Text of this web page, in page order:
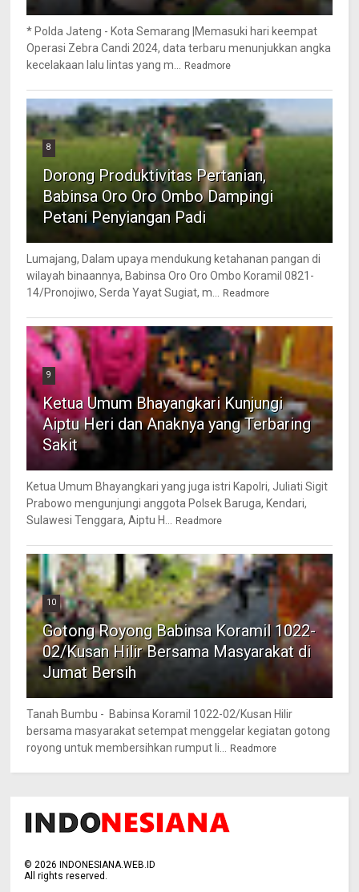
* Polda Jateng - Kota Semarang |Memasuki hari keempat
Operasi Zebra Candi 2024, data terbaru menunjukkan angka
kecelakaan lalu lintas yang m...
Readmore
8
Dorong Produktivitas Pertanian,
Babinsa Oro Oro Ombo Dampingi
Petani Penyiangan Padi
Lumajang, Dalam upaya mendukung ketahanan pangan di
wilayah binaannya, Babinsa Oro Oro Ombo Koramil 0821-
14/Pronojiwo, Serda Yayat Sugiat, m...
Readmore
9
Ketua Umum Bhayangkari Kunjungi
Aiptu Heri dan Anaknya yang Terbaring
Sakit
Ketua Umum Bhayangkari yang juga istri Kapolri, Juliati Sigit
Prabowo mengunjungi anggota Polsek Baruga, Kendari,
Sulawesi Tenggara, Aiptu H...
Readmore
10
Gotong Royong Babinsa Koramil 1022-
02/Kusan Hilir Bersama Masyarakat di
Jumat Bersih
Tanah Bumbu - Babinsa Koramil 1022-02/Kusan Hilir
bersama masyarakat setempat menggelar kegiatan gotong
royong untuk membersihkan rumput li...
Readmore
©2026 INDONESIANA.WEB.ID
All rights reserved.